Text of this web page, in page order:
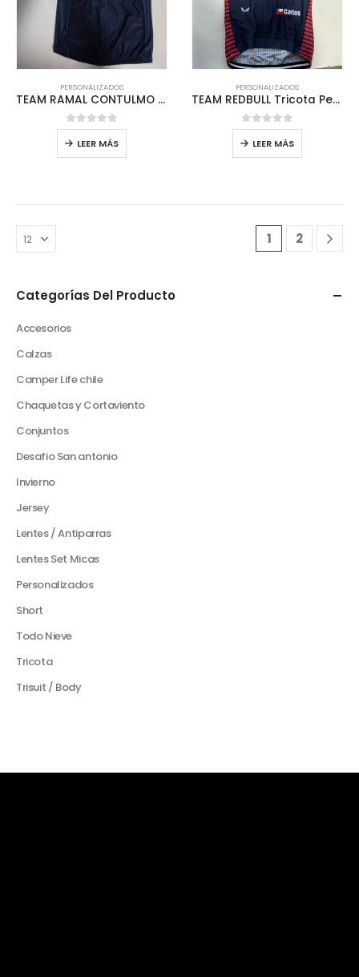
PERSONALIZADOS
TEAM RAMAL CONTULMO Tricota Personalizada MTB
0out of 5
LEER MÁS
PERSONALIZADOS
TEAM REDBULL Tricota Personalizada MTB
0out of 5
LEER MÁS
1 2
Categorías Del Producto
Accesorios
Calzas
Camper Life chile
Chaquetas y Cortaviento
Conjuntos
Desafio San antonio
Invierno
Jersey
Lentes / Antiparras
Lentes Set Micas
Personalizados
Short
Todo Nieve
Tricota
Trisuit / Body